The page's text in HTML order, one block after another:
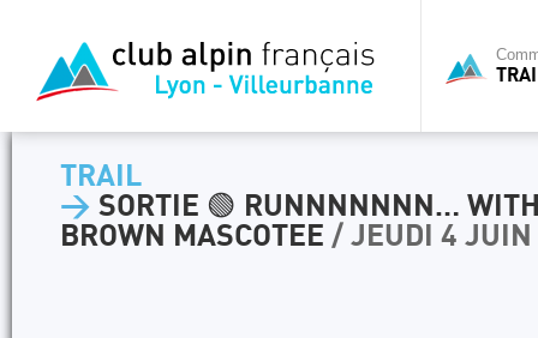
TRAIL
> SORTIE 🟢 RUNNNNNNN… WITH
BROWN MASCOTEE / JEUDI 4